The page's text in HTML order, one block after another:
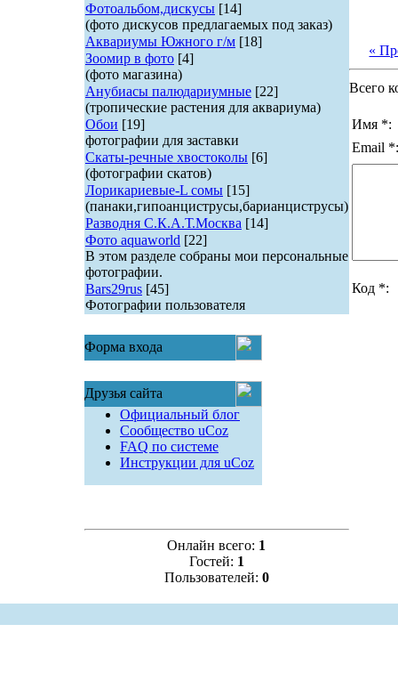
Фотоальбом,дискусы [14]
(фото дискусов предлагаемых под заказ)
Аквариумы Южного г/м [18]
Зоомир в фото [4]
(фото магазина)
Анубиасы палюдариумные [22]
(тропические растения для аквариума)
Обои [19]
фотографии для заставки
Скаты-речные хвостоколы [6]
(фотографии скатов)
Лорикариевые-L сомы [15]
(панаки,гипоанциструсы,барианциструсы)
Разводня С.К.А.Т.Москва [14]
Фото aquaworld [22]
В этом разделе собраны мои персональные
фотографии.
Bars29rus [45]
Фотографии пользователя
Форма входа
Друзья сайта
Официальный блог
Сообщество uCoz
FAQ по системе
Инструкции для uCoz
Онлайн всего: 1
Гостей: 1
Пользователей: 0
«
Всего
Имя *:
Email *:
Код *: